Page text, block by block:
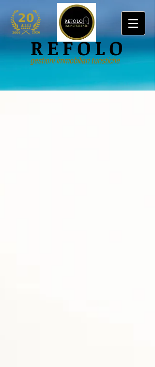
REFOLO
gestioni immobiliari turistiche